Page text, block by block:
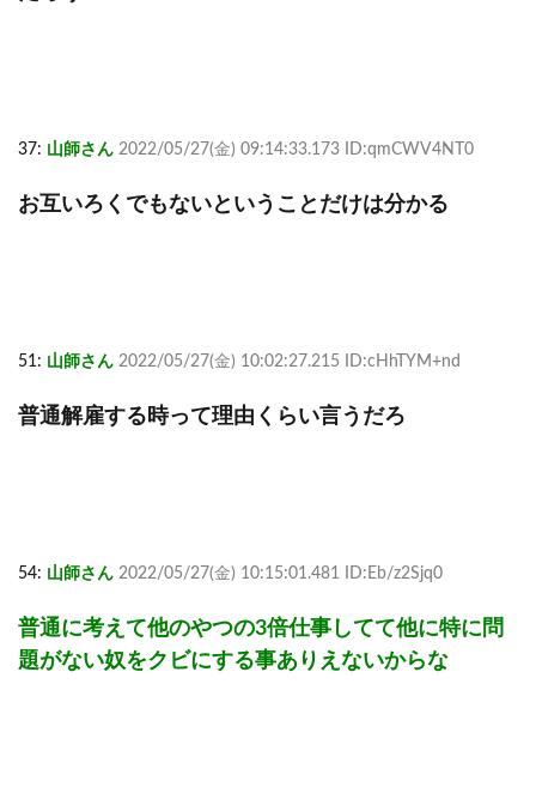
37: 山師さん 2022/05/27(金) 09:14:33.173 ID:qmCWV4NT0
お互いろくでもないということだけは分かる
51: 山師さん 2022/05/27(金) 10:02:27.215 ID:cHhTYM+nd
普通解雇する時って理由くらい言うだろ
54: 山師さん 2022/05/27(金) 10:15:01.481 ID:Eb/z2Sjq0
普通に考えて他のやつの3倍仕事してて他に特に問
題がない奴をクビにする事ありえないからな